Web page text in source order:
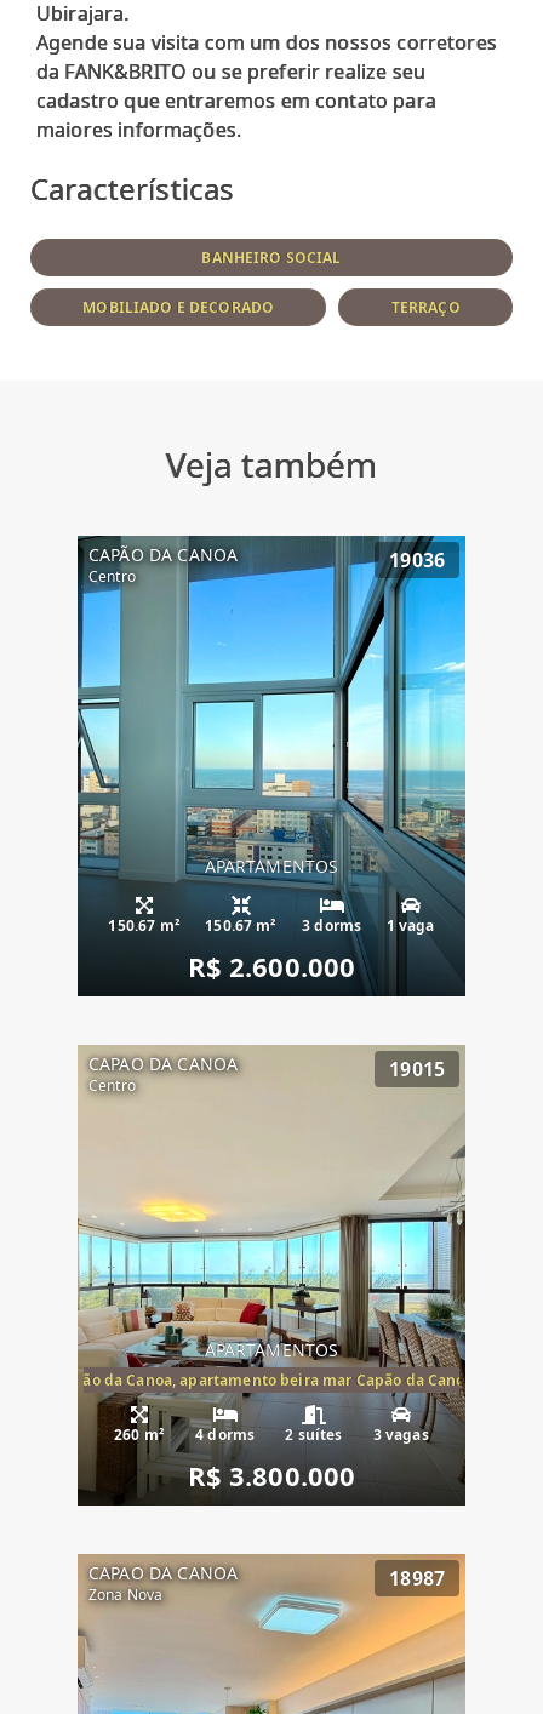
Ubirajara.
Agende sua visita com um dos nossos corretores
da FANK&BRITO ou se preferir realize seu
cadastro que entraremos em contato para
Características
BANHEIRO SOCIAL
MOBILIADO E DECORADO TERRAÇO
Veja também
CAPÃO DA CANOA
Centro
19036
APARTAMENTOS
150.67 m² 150.67 m² 3 dorms 1 vaga
R$ 2.600.000
CAPAO DA CANOA
Centro
19015
APARTAMENTOS
mar Capão da Canoa, apartamento beira mar Capão da Canoa,
260 m² 4 dorms 2 suítes 3 vagas
R$ 3.800.000
CAPAO DA CANOA
Zona Nova
18987